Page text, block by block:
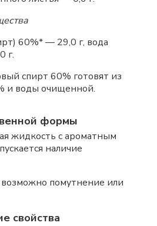
60%* — 29,0 г, вода
г.
спирт 60% готовят из
и воды очищенной.
формы
жидкость с ароматным
наличие
помутнение или
свойства